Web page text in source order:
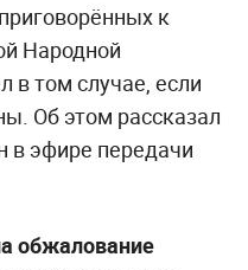
к
Народной
в том случае, если
Об этом рассказал
эфире передачи
обжалование